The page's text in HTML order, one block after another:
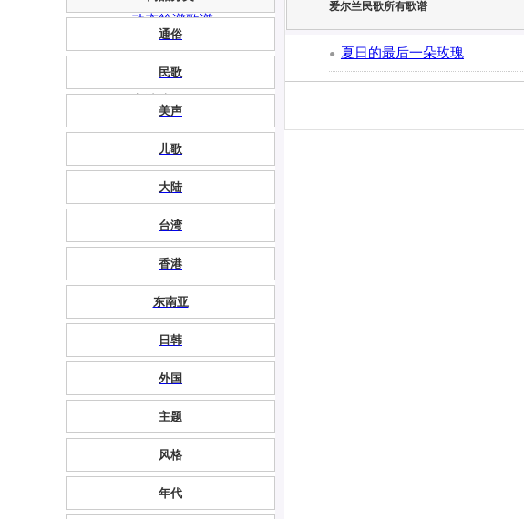
动态简谱歌谱
通俗
民歌
美声
儿歌
大陆
台湾
香港
东南亚
日韩
外国
主题
风格
年代
爱尔兰民歌所有歌谱
● 夏日的最后一朵玫瑰